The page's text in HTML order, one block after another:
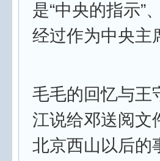
是“中央的指示”
经过作为中央主
毛毛的回忆与王
江说给邓送阅文
北京西山以后的